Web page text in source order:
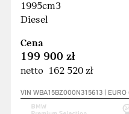
1995cm3
Diesel
Cena
199 900 zł
netto 162 520 zł
VIN WBA15BZ000N315613 |